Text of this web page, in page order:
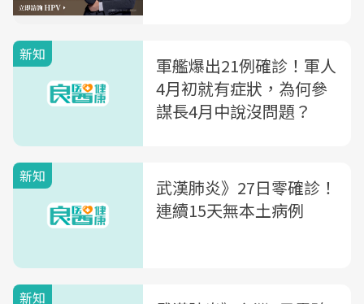
新知
軍艦爆出21例確診！軍人
4月初就有症狀，為何參
謀長4月中說沒問題？
新知
武漢肺炎》27日零確診！
連續15天無本土病例
新知